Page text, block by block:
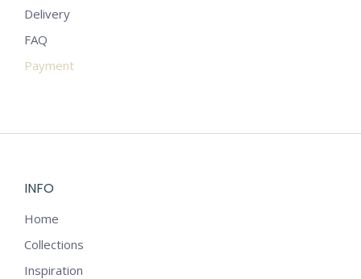
Delivery
FAQ
Payment
INFO
Home
Collections
Inspiration